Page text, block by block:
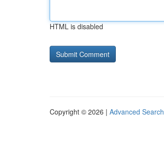
HTML is disabled
Copyright © 2026 | Advanced Search